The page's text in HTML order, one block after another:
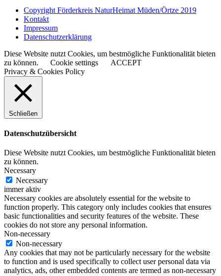
Copyright Förderkreis NaturHeimat Müden/Örtze 2019
Kontakt
Impressum
Datenschutzerklärung
Diese Website nutzt Cookies, um bestmögliche Funktionalität bieten
zu können.
Cookie settings
ACCEPT
Privacy & Cookies Policy
Schließen
Datenschutzübersicht
Diese Website nutzt Cookies, um bestmögliche Funktionalität bieten
zu können.
Necessary
Necessary
immer aktiv
Necessary cookies are absolutely essential for the website to
function properly. This category only includes cookies that ensures
basic functionalities and security features of the website. These
cookies do not store any personal information.
Non-necessary
Non-necessary
Any cookies that may not be particularly necessary for the website
to function and is used specifically to collect user personal data via
analytics, ads, other embedded contents are termed as non-necessary